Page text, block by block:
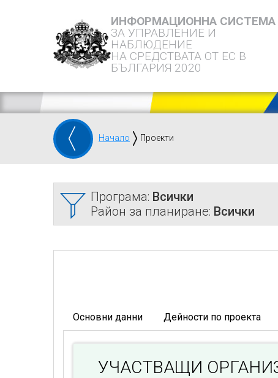
ИНФОРМАЦИОННА СИСТЕМА
ЗА УПРАВЛЕНИЕ И
НАБЛЮДЕНИЕ
НА СРЕДСТВАТА ОТ ЕС В
БЪЛГАРИЯ 2020
Начало Проекти
Програма: Всички
Район за планиране: Всички
Основни данни Дейности по проекта
УЧАСТВАЩИ